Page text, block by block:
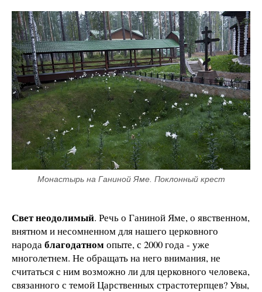
Монастырь на Ганиной Яме. Поклонный крест
Свет неодолимый. Речь о Ганиной Яме, о явственном,
внятном и несомненном для нашего церковного
народаблагодатном опыте, с 2000 года - уже
многолетнем. Не обращать на него внимания, не
считаться с ним возможно ли для церковного человека,
связанного с темой Царственных страстотерпцев? Увы,